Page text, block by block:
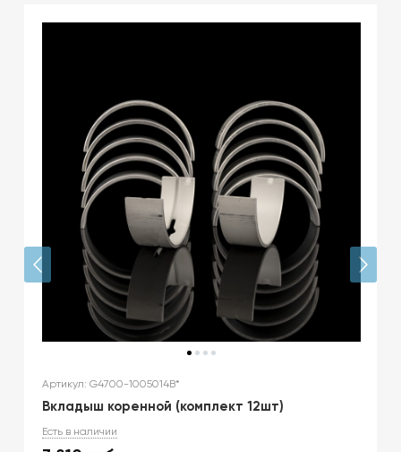
Артикул: G4700-1005014B*
Вкладыш коренной (комплект 12шт)
Есть в наличии